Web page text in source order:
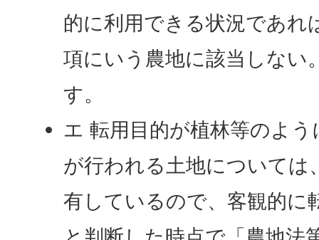
的に利用できる状況であれ
項にいう農地に該当しない
す。
エ 転用目的が植林等のよ
が行われる土地については
有しているので、客観的に